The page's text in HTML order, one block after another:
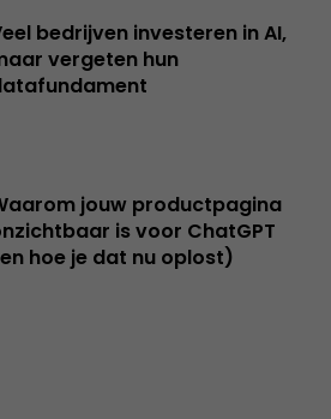
bedrijven investeren in AI,
vergeten hun
jouw productpagina
is voor ChatGPT
hoe je dat nu oplost)